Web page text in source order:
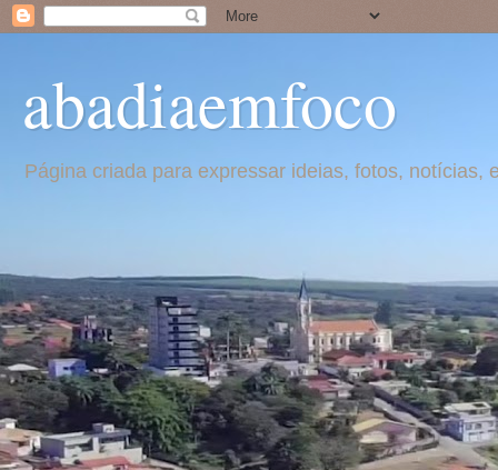
abadiaemfoco
Página criada para expressar ideias, fotos,